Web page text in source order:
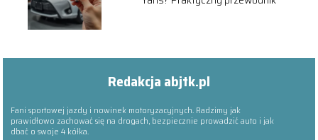
Redakcja abjtk.pl
Fani sportowej jazdy i nowinek motoryzacyjnych. Radzimy jak
prawidłowo zachować się na drogach, bezpiecznie prowadzić auto i jak
dbać o swoje 4 kółka.